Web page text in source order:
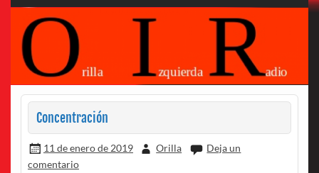
Concentración
11 de enero de 2019 Orilla
Deja un
comentario